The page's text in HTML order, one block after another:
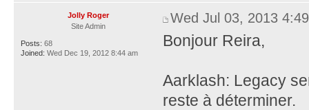
Jolly Roger
Site Admin
Posts: 68
Joined: Wed Dec 19, 2012 8:44 am
Wed Jul 03, 2013
Bonjour Reira,
Aarklash: Legacy
reste à déterminer.